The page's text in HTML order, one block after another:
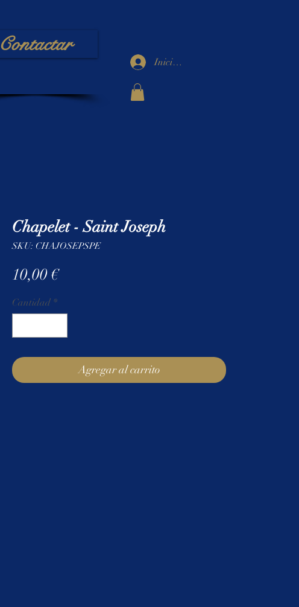
Contactar
Iniciar sesión
Chapelet - Saint Joseph
SKU: CHAJOSEPSPE
10,00 €Precio
Cantidad *
Agregar al carrito